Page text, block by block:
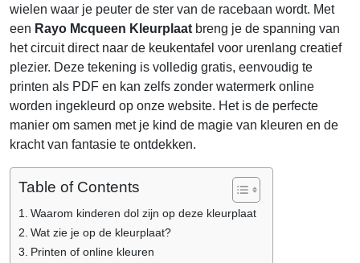
wielen waar je peuter de ster van de racebaan wordt. Met
een Rayo Mcqueen Kleurplaat breng je de spanning van
het circuit direct naar de keukentafel voor urenlang creatief
plezier. Deze tekening is volledig gratis, eenvoudig te
printen als PDF en kan zelfs zonder watermerk online
worden ingekleurd op onze website. Het is de perfecte
manier om samen met je kind de magie van kleuren en de
kracht van fantasie te ontdekken.
Table of Contents
Waarom kinderen dol zijn op deze kleurplaat
Wat zie je op de kleurplaat?
Printen of online kleuren